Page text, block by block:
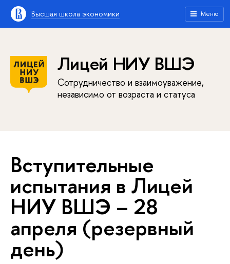
Высшая школа экономики Меню
Лицей НИУ ВШЭ
Сотрудничество и взаимоуважение,
независимо от возраста и статуса
Вступительные
испытания в Лицей
НИУ ВШЭ – 28
апреля (резервный
день)